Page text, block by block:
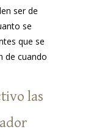
ser de
se
que se
de cuando
las